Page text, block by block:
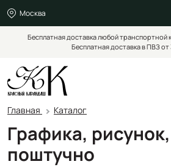
Москва
Бесплатная доставка любой транспортной
Бесплатная доставка в ПВЗ от
Главная Каталог
Графика,
поштучно